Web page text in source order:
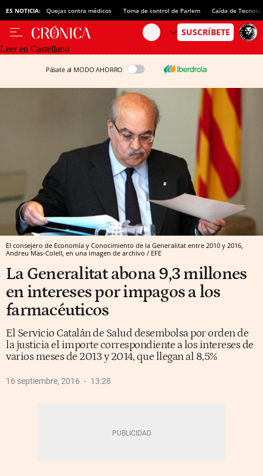
ES NOTICIA: Quejas contra médicos Toma de control de Parlem Caída de
Leer en Castellano
Pásate al MODO AHORRO
El consejero de Economía y Conocimiento de la Generalitat entre 2010 y 2016,
Andreu Mas-Colell, en una imagen de archivo / EFE
La Generalitat abona 9,3 millones
en intereses por impagos a los
farmacéuticos
El Servicio Catalán de Salud desembolsa por orden de
la justicia el importe correspondiente a los intereses de
varios meses de 2013 y 2014, que llegan al 8,5%
16 septiembre, 2016 13:28